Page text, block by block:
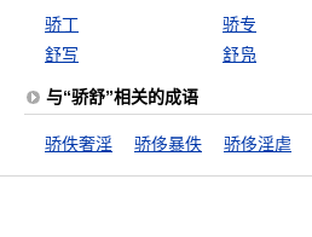
骄丁 骄专
舒写
舒凫
与“骄舒”相关的成语
骄佚奢淫 骄侈暴佚 骄侈淫虐